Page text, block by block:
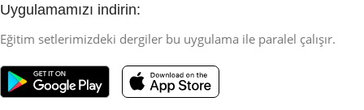
Uygulamamızı indirin:
Eğitim setlerimizdeki dergiler bu uygulama ile paralel çalışır.